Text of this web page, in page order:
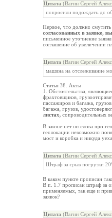
Цитата (Вагин Сергей
попросили подождать до
Первое, что должно
согласованных в заявке,
письменное уточнение
соглашение об увеличении
Цитата (Вагин Сергей
машина на отслеживание
Статья 38. Акты
1. Обстоятельства,
фрахтовщиков,
пассажиров и багажа,
багажа, грузов,
листах, сопроводительных
В законе нет ни слова про
геолокации невозможно
мост и коробка и никуда
Цитата (Вагин Сергей
Штраф за срыв погрузки
В каком пункте прописан
В п. 1.7 прописан штраф за
применяемых, так еще и
заявок?
Цитата (Вагин Сергей